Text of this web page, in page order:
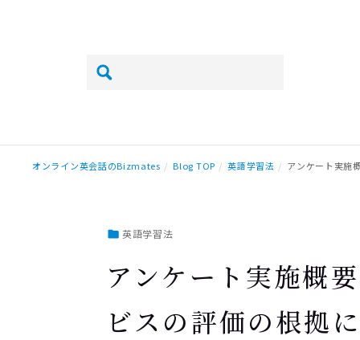
オンライン英会話のBizmates Blog TOP 英語学習法 アンケート実施
英語学習法
アンケート実施概
ビスの評価の根拠